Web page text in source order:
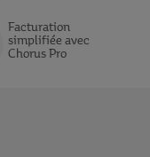
Facturation
simplifiée avec
Chorus Pro